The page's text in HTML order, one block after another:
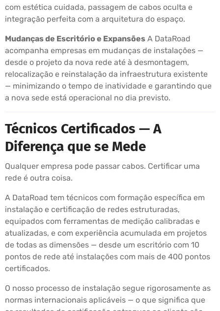
com estética cuidada, passagem de cabos oculta e
integração perfeita com a arquitetura do espaço.
Mudanças de Escritório e Expansões A DataRoad
acompanha empresas em mudanças de instalações —
desde o projeto da nova rede até à desmontagem,
relocalização e reinstalação da infraestrutura existente
— minimizando o tempo de inatividade e garantindo que
a nova sede está operacional no dia previsto.
Técnicos Certificados — A
Diferença que se Mede
Qualquer empresa pode passar cabos. Certificar uma
rede é outra coisa.
A DataRoad tem técnicos com formação específica em
instalação e certificação de redes estruturadas,
equipados com ferramentas de medição calibradas e
atualizadas, e com experiência acumulada em projetos
de todas as dimensões — desde um escritório com 10
pontos de rede até instalações com mais de 400 pontos
certificados.
O nosso processo de instalação segue rigorosamente as
normas internacionais aplicáveis — o que significa que